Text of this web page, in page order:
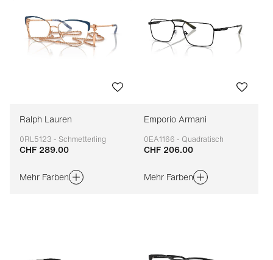
Ralph Lauren
0RL5123 - Schmetterling
Anpassbar
CHF 289.00
Mehr Farben
Emporio Armani
0EA1166 - Quadratisch
Anpassbar
CHF 206.00
Mehr Farben